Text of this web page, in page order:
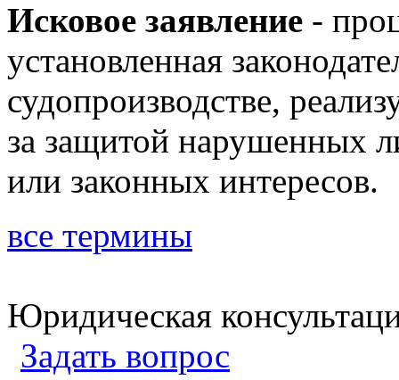
Исковое заявление -
установленная
судопроизводстве,
за защитой нарушенных
или законных интересов.
все термины
Юридическая
Задать вопрос